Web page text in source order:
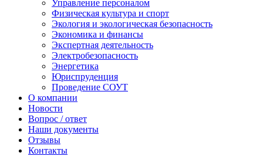
Управление персоналом
Физическая культура и спорт
Экология и экологическая безопасность
Экономика и финансы
Экспертная деятельность
Электробезопасность
Энергетика
Юриспруденция
Проведение СОУТ
О компании
Новости
Вопрос / ответ
Наши документы
Отзывы
Контакты